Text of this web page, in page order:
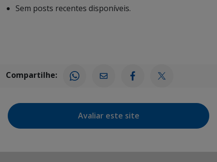
Sem posts recentes disponíveis.
Compartilhe:
Avaliar este site